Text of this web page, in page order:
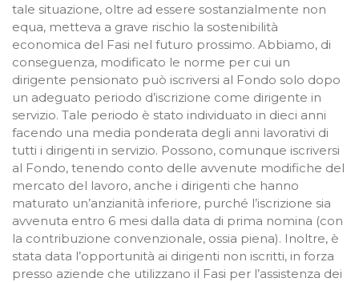
tale situazione, oltre ad essere sostanzialmente non
equa, metteva a grave rischio la sostenibilità
economica del Fasi nel futuro prossimo. Abbiamo, di
conseguenza, modificato le norme per cui un
dirigente pensionato può iscriversi al Fondo solo dopo
un adeguato periodo d’iscrizione come dirigente in
servizio. Tale periodo è stato individuato in dieci anni
facendo una media ponderata degli anni lavorativi di
tutti i dirigenti in servizio. Possono, comunque iscriversi
al Fondo, tenendo conto delle avvenute modifiche del
mercato del lavoro, anche i dirigenti che hanno
maturato un’anzianità inferiore, purché l’iscrizione sia
avvenuta entro 6 mesi dalla data di prima nomina (con
la contribuzione convenzionale, ossia piena). Inoltre, è
stata data l’opportunità ai dirigenti non iscritti, in forza
presso aziende che utilizzano il Fasi per l’assistenza dei